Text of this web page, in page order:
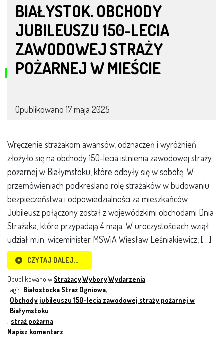
BIAŁYSTOK. OBCHODY
JUBILEUSZU 150-LECIA
ZAWODOWEJ STRAŻY
POŻARNEJ W MIEŚCIE
Opublikowano 17 maja 2025
Wręczenie strażakom awansów, odznaczeń i wyróżnień
złożyło się na obchody 150-lecia istnienia zawodowej straży
pożarnej w Białymstoku, które odbyły się w sobotę. W
przemówieniach podkreślano rolę strażaków w budowaniu
bezpieczeństwa i odpowiedzialności za mieszkańców.
Jubileusz połączony został z wojewódzkimi obchodami Dnia
Strażaka, które przypadają 4 maja. W uroczystościach wziął
udział m.in. wiceminister MSWiA Wiesław Leśniakiewicz, […]
CZYTAJ DALEJ…
Opublikowano w Strażacy,Wybory,Wydarzenia
Tagi: Białostocka Straż Ogniowa,
Obchody jubileuszu 150-lecia zawodowej straży pożarnej w
Białymstoku
, straż pożarna
Napisz komentarz